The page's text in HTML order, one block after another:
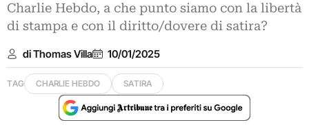
Charlie Hebdo, a che punto siamo con la libertà
di stampa e con il diritto/dovere di satira?
di Thomas Villa 10/01/2025
TAG CHARLIE HEBDO SATIRA